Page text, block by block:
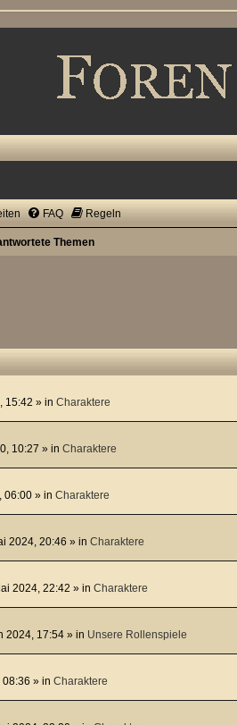
FAQ Regeln
Themen
15:42 » inCharaktere
10:27 » inCharaktere
06:00 » inCharaktere
2024, 20:46 » inCharaktere
2024, 22:42 » inCharaktere
2024, 17:54 » in Unsere Rollenspiele
08:36 » inCharaktere